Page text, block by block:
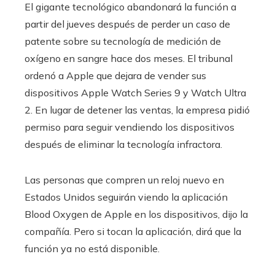
El gigante tecnológico abandonará la función a
partir del jueves después de perder un caso de
patente sobre su tecnología de medición de
oxígeno en sangre hace dos meses. El tribunal
ordenó a Apple que dejara de vender sus
dispositivos Apple Watch Series 9 y Watch Ultra
2. En lugar de detener las ventas, la empresa pidió
permiso para seguir vendiendo los dispositivos
después de eliminar la tecnología infractora.
Las personas que compren un reloj nuevo en
Estados Unidos seguirán viendo la aplicación
Blood Oxygen de Apple en los dispositivos, dijo la
compañía. Pero si tocan la aplicación, dirá que la
función ya no está disponible.